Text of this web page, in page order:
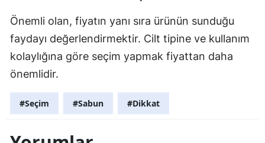
Önemli olan, fiyatın yanı sıra ürünün sunduğu
faydayı değerlendirmektir. Cilt tipine ve kullanım
kolaylığına göre seçim yapmak fiyattan daha
önemlidir.
#Seçim #Sabun #Dikkat